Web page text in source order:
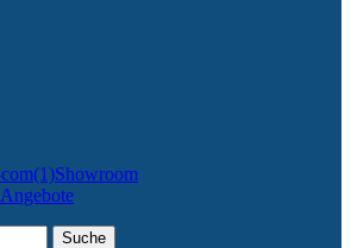
Showroom
Angebote
Suche